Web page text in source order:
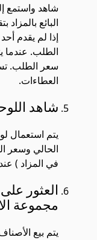
شاهد واستمع
البائع
إذا لم يقدم
الطلب. عندما
سعر الطلب.
العطاءات.
شاهد
يتم استعمال
الحالي وسعر
في المزاد )
العثور
مجموعة
يتم بيع